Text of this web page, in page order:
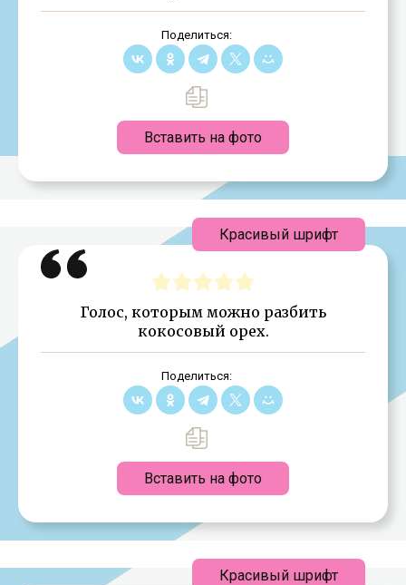
Поделиться:
Вставить на фото
Голос, которым можно разбить
кокосовый орех.
Поделиться:
Вставить на фото
Красивый шрифт
Красивый шрифт